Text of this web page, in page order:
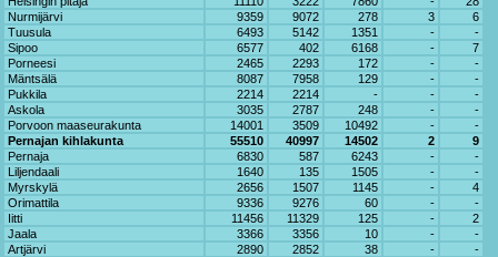
Nurmijärvi
9359 9072 278 3
6
Tuusula
6493 5142 1351 -
-
Sipoo
6577 402 6168 -
7
Porneesi
2465 2293 172 -
-
Mäntsälä
8087 7958 129 -
-
Pukkila
2214 2214 - -
-
Askola
3035 2787 248 -
-
Porvoon maaseurakunta
14001 3509 10492 -
-
Pernajan kihlakunta
55510 40997 14502 2
9
Pernaja
6830 587 6243 -
-
Liljendaali
1640 135 1505 -
-
Myrskylä
2656 1507 1145 -
4
Orimattila
9336 9276 60 -
-
Iitti
11456 11329 125 -
2
Jaala
3366 3356 10 -
-
Artjärvi
2890 2852 38 -
-